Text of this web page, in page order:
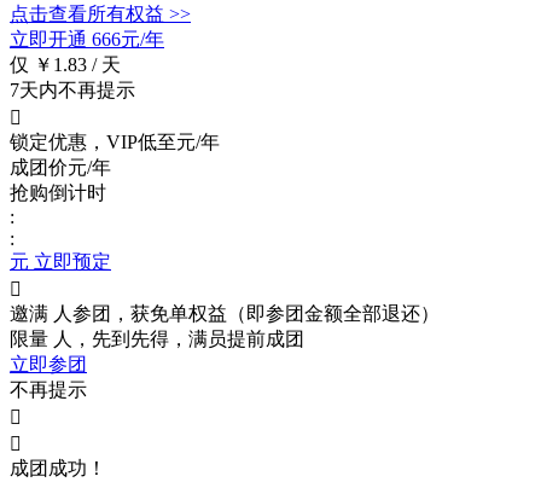
点击查看所有权益 >>
立即开通 666元/年
仅 ￥1.83 / 天
7天内不再提示

锁定优惠，VIP低至元/年
成团价元/年
抢购倒计时
:
:
元 立即预定

邀满 人参团，获免单权益（即参团金额全部退还）
限量 人，先到先得，满员提前成团
立即参团
不再提示


成团成功！